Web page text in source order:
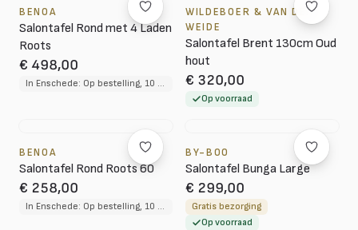
BENOA
Salontafel Rond met 4 Laden
Roots
€ 498,00
In Enschede: Op bestelling, 10 tot 12 weken levertijd
WILDEBOER & VAN DER
WEIDE
Salontafel Brent 130cm Oud
hout
€ 320,00
Op voorraad
BENOA
Salontafel Rond Roots 60
€ 258,00
In Enschede: Op bestelling, 10 tot 12 weken levertijd
BY-BOO
Salontafel Bunga Large
€ 299,00
Gratis bezorging
Op voorraad